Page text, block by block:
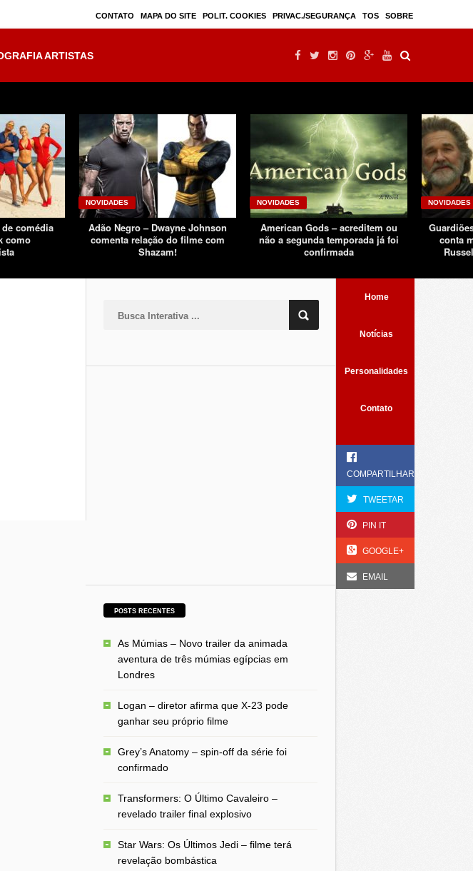
série seguirá separada, mas no ... Mulan – filme live-action seguindo sucesso d ...
CONTATO MAPA DO SITE POLIT. COOKIES PRIVAC./SEGURANÇA TOS SOBRE
ARTISTAS
comédia
como
NOVIDADES
Adão Negro – Dwayne Johnson
comenta relação do filme com
Shazam!
NOVIDADES
American Gods – acreditem ou
não a segunda temporada já foi
confirmada
NOVIDADES
conta
Home
Notícias
Personalidades
Contato
COMPARTILHAR
TWEETAR
PIN IT
GOOGLE+
EMAIL
POSTS RECENTES
As Múmias – Novo trailer da animada
aventura de três múmias egípcias em
Londres
Logan – diretor afirma que X-23 pode
ganhar seu próprio filme
Grey’s Anatomy – spin-off da série foi
confirmado
Transformers: O Último Cavaleiro –
revelado trailer final explosivo
Star Wars: Os Últimos Jedi – filme terá
revelação bombástica